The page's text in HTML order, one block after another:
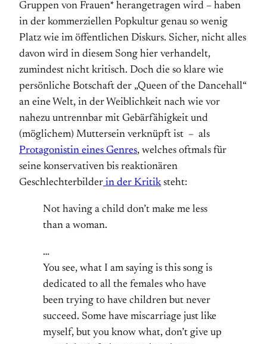
Gruppen von Frauen* herangetragen wird – haben
in der kommerziellen Popkultur genau so wenig
Platz wie im öffentlichen Diskurs. Sicher, nicht alles
davon wird in diesem Song hier verhandelt,
zumindest nicht kritisch. Doch die so klare wie
persönliche Botschaft der „Queen of the Dancehall“
an eine Welt, in der Weiblichkeit nach wie vor
nahezu untrennbar mit Gebärfähigkeit und
(möglichem) Muttersein verknüpft ist – als
Protagonistin eines Genres, welches oftmals für
seine konservativen bis reaktionären
Geschlechterbilder in der Kritiksteht:
Not having a child don’t make me less
than a woman.
…
You see, what I am saying is this song is
dedicated to all the females who have
been trying to have children but never
succeed. Some have miscarriage just like
myself, but you know what, don’t give up